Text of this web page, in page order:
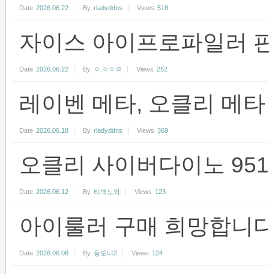
Date 2026.06.22 By rladyddns Views 518
자이스 아이프로파일러
Date 2026.06.22 By ㅇ.ㅇㅇㄹ Views 252
레이벤 메타, 오클리 메
Date 2026.06.18 By rladyddns Views 369
오클리 사이버다이노
Date 2026.06.12 By 티백노와 Views 123
아이룰러 구매 희망합니
Date 2026.06.08 By 동도니2 Views 124